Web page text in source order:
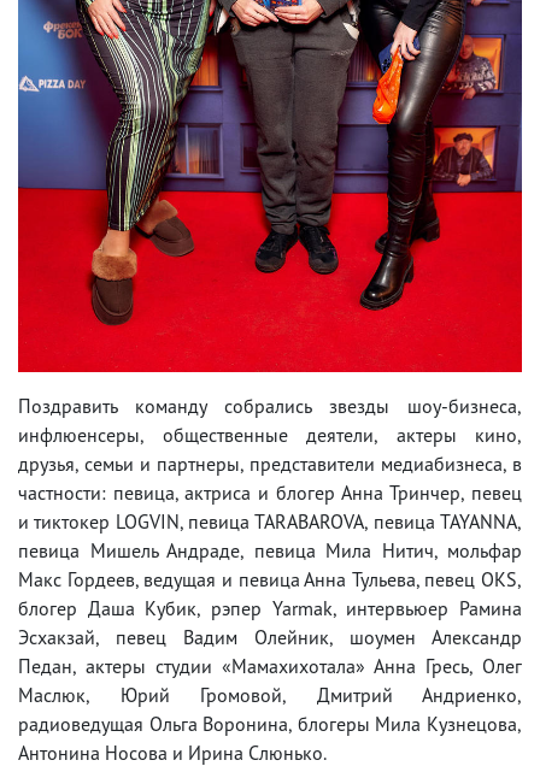
Поздравить команду собрались звезды шоу-бизнеса,
инфлюенсеры, общественные деятели, актеры кино,
друзья, семьи и партнеры, представители медиабизнеса, в
частности: певица, актриса и блогер Анна Тринчер, певец
и тиктокер LOGVIN, певица TARABAROVA, певица TAYANNA,
певица Мишель Андраде, певица Мила Нитич, мольфар
Макс Гордеев, ведущая и певица Анна Тульева, певец OKS,
блогер Даша Кубик, рэпер Yarmak, интервьюер Рамина
Эсхакзай, певец Вадим Олейник, шоумен Александр
Педан, актеры студии «Мамахихотала» Анна Гресь, Олег
Маслюк, Юрий Громовой, Дмитрий Андриенко,
радиоведущая Ольга Воронина, блогеры Мила Кузнецова,
Антонина Носова и Ирина Слюнько.